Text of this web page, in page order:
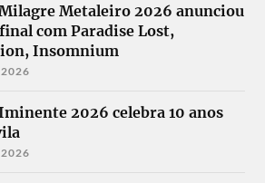
Metaleiro 2026 anunciou
com Paradise Lost,
Insomnium
2026 celebra 10 anos